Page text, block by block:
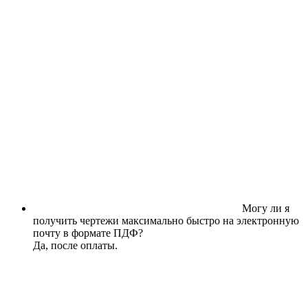
Могу ли я
получить чертежи максимально быстро на электронную
почту в формате ПДФ?
Да, после оплаты.